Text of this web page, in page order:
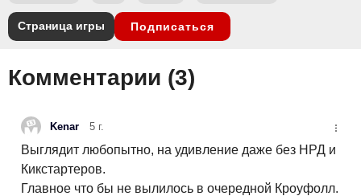
Страница игры Подписаться
Комментарии (3)
Kenar 5 г.
Выглядит любопытно, на удивление даже без НРД и
Кикстартеров.
Главное что бы не вылилось в очередной Кроуфолл.